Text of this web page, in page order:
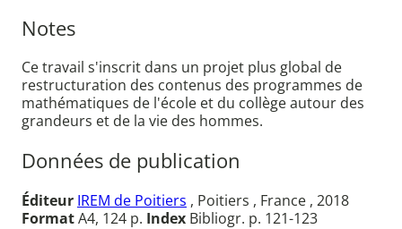
Notes
Ce travail s'inscrit dans un projet plus global de
restructuration des contenus des programmes de
mathématiques de l'école et du collège autour des
grandeurs et de la vie des hommes.
Données de publication
Éditeur IREM de Poitiers , Poitiers , France , 2018
FormatA4, 124 p. Index Bibliogr. p. 121-123